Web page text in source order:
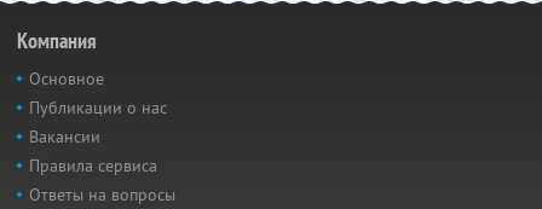
Компания
Основное
Публикации о нас
Вакансии
Правила сервиса
Ответы на вопросы